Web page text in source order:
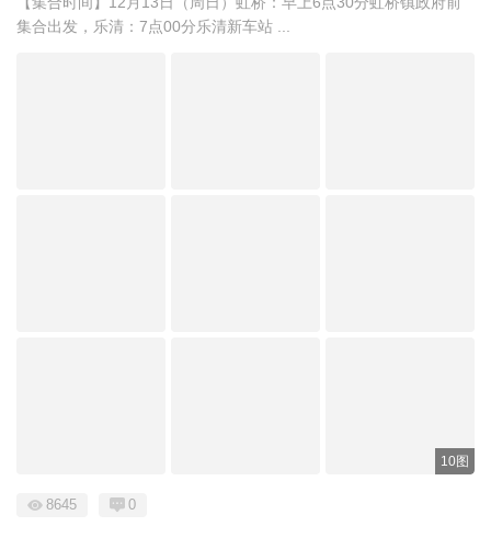
集合出发，乐清：7点00分乐清新车站 ...
10图
8645 0